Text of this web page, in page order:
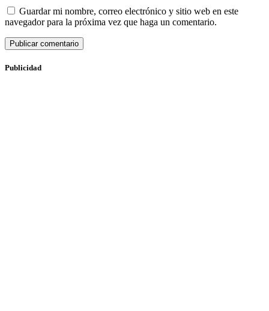
Guardar mi nombre, correo electrónico y sitio web en este
navegador para la próxima vez que haga un comentario.
Publicidad